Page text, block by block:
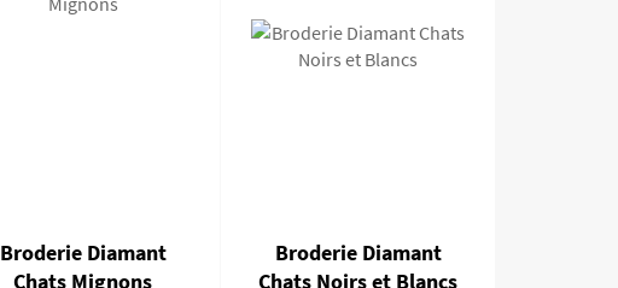
Broderie Diamant
Chats Mignons
Broderie Diamant
Chats Noirs et Blancs